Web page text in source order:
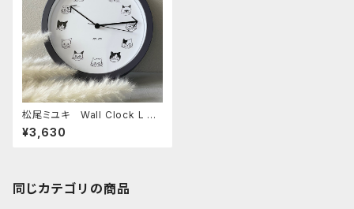
松尾ミユキ Wall Clock L Ca
ts Charcoal
¥3,630
同じカテゴリの商品